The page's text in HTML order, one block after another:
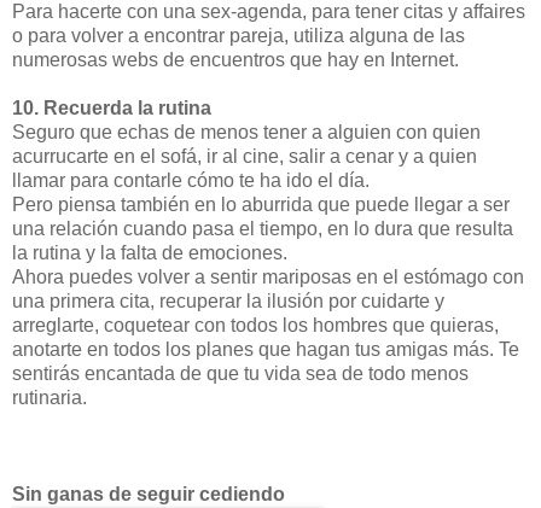
Para hacerte con una sex-agenda, para tener citas y affaires
o para volver a encontrar pareja, utiliza alguna de las
numerosas webs de encuentros que hay en Internet.
10. Recuerda la rutina
Seguro que echas de menos tener a alguien con quien
acurrucarte en el sofá, ir al cine, salir a cenar y a quien
llamar para contarle cómo te ha ido el día.
Pero piensa también en lo aburrida que puede llegar a ser
una relación cuando pasa el tiempo, en lo dura que resulta
la rutina y la falta de emociones.
Ahora puedes volver a sentir mariposas en el estómago con
una primera cita, recuperar la ilusión por cuidarte y
arreglarte, coquetear con todos los hombres que quieras,
anotarte en todos los planes que hagan tus amigas más. Te
sentirás encantada de que tu vida sea de todo menos
rutinaria.
Sin ganas de seguir cediendo